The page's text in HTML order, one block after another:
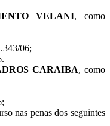
VELANI, como
06;
CARAIBA, como
nas penas dos seguintes